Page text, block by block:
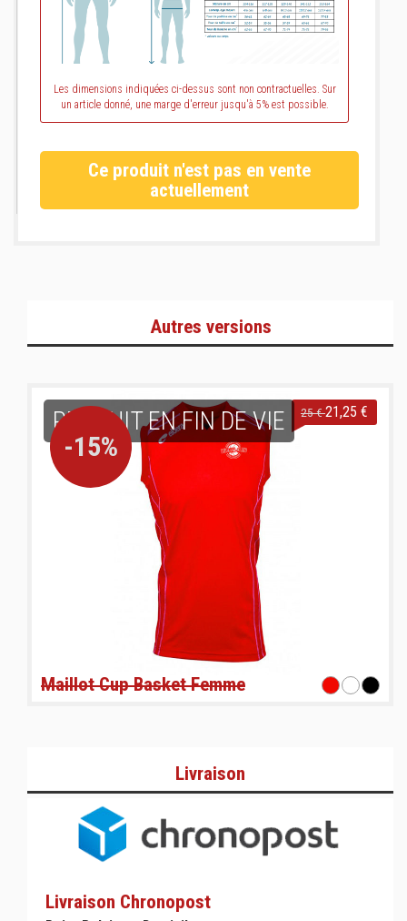
Les dimensions indiquées ci-dessus sont non contractuelles. Sur
un article donné, une marge d'erreur jusqu'à 5% est possible.
Ce produit n'est pas en vente
actuellement
Autres versions
25 €21,25 €
PRODUIT EN FIN DE VIE
Maillot Cup Basket Femme
-15%
Livraison
Livraison Chronopost